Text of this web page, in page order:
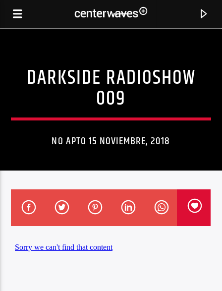
AUTUMN TACTICS (CHICANE´S END OF SUMMER
REMIX)
CHICANE
DARKSIDE RADIOSHOW
009
NO APTO 15 NOVIEMBRE, 2018